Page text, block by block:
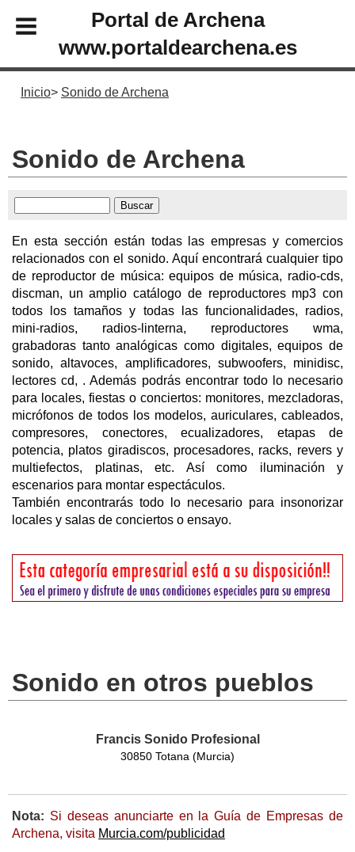
Portal de Archena
www.portaldearchena.es
Inicio Sonido de Archena
Sonido de Archena
En esta sección están todas las empresas y comercios
relacionados con el sonido. Aquí encontrará cualquier tipo
de reproductor de música: equipos de música, radio-cds,
discman, un amplio catálogo de reproductores mp3 con
todos los tamaños y todas las funcionalidades, radios,
mini-radios, radios-linterna, reproductores wma,
grabadoras tanto analógicas como digitales, equipos de
sonido, altavoces, amplificadores, subwoofers, minidisc,
lectores cd, . Además podrás encontrar todo lo necesario
para locales, fiestas o conciertos: monitores, mezcladoras,
micrófonos de todos los modelos, auriculares, cableados,
compresores, conectores, ecualizadores, etapas de
potencia, platos giradiscos, procesadores, racks, revers y
multiefectos, platinas, etc. Así como iluminación y
escenarios para montar espectáculos.
También encontrarás todo lo necesario para insonorizar
locales y salas de conciertos o ensayo.
Sonido en otros pueblos
Francis Sonido Profesional
30850 Totana (Murcia)
Nota: Si deseas anunciarte en la Guía de Empresas de
Archena, visita Murcia.com/publicidad